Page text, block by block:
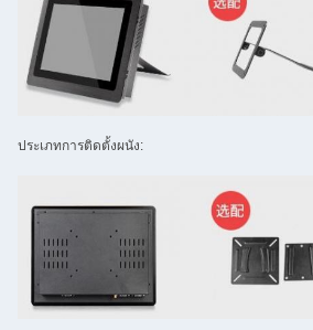
ประเภทการติดตั้งผนัง: